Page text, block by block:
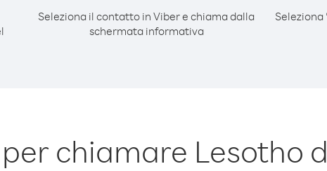
Seleziona il contatto in Viber e chiama dalla
schermata informativa
Seleziona
chiamare Lesotho